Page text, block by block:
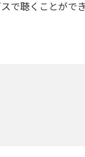
で聴くことができ